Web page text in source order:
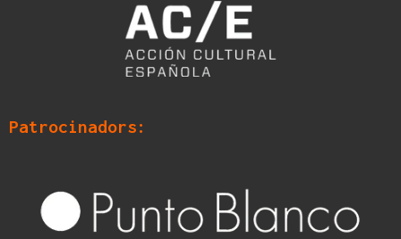
Patrocinadors: